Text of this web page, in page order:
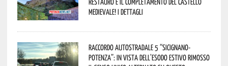
Medievale! I dettagli
Raccordo Autostradale 5 “Sicignano-
Potenza”: in vista dell’esodo estivo rimosso